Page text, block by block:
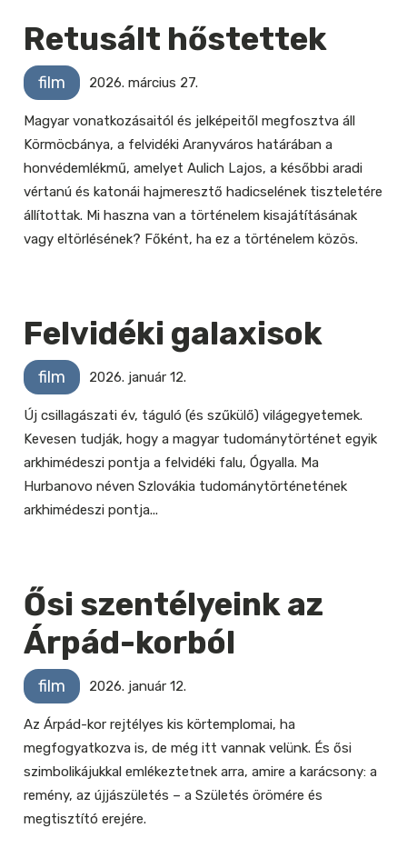
Retusált hőstettek
film 2026. március 27.
Magyar vonatkozásaitól és jelképeitől megfosztva áll
Körmöcbánya, a felvidéki Aranyváros határában a
honvédemlékmű, amelyet Aulich Lajos, a későbbi aradi
vértanú és katonái hajmeresztő hadicselének tiszteletére
állítottak. Mi haszna van a történelem kisajátításának
vagy eltörlésének? Főként, ha ez a történelem közös.
Felvidéki galaxisok
film 2026. január 12.
Új csillagászati év, táguló (és szűkülő) világegyetemek.
Kevesen tudják, hogy a magyar tudománytörténet egyik
arkhimédeszi pontja a felvidéki falu, Ógyalla. Ma
Hurbanovo néven Szlovákia tudománytörténetének
arkhimédeszi pontja...
Ősi szentélyeink az
Árpád-korból
film 2026. január 12.
Az Árpád-kor rejtélyes kis körtemplomai, ha
megfogyatkozva is, de még itt vannak velünk. És ősi
szimbolikájukkal emlékeztetnek arra, amire a karácsony: a
remény, az újjászületés – a Születés örömére és
megtisztító erejére.